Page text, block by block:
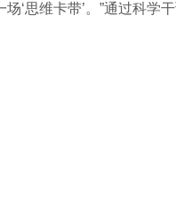
‘思维卡带’。”通过科学